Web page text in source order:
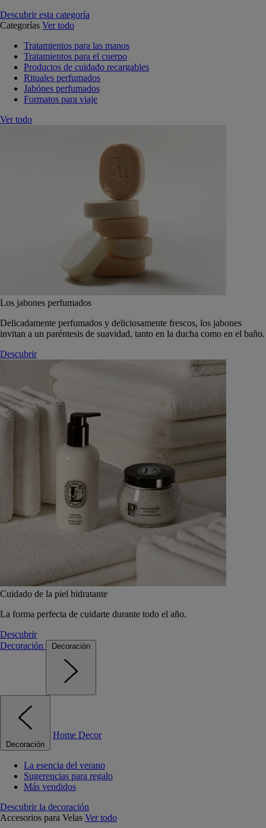
Descubrir esta categoría
Categorías Ver todo
Tratamientos para las manos
Tratamientos para el cuerpo
Productos de cuidado recargables
Rituales perfumados
Jabónes perfumados
Formatos para viaje
Ver todo
Los jabones perfumados
Delicadamente perfumados y deliciosamente frescos, los jabones
invitan a un paréntesis de suavidad, tanto en la ducha como en el baño.
Descubrir
Cuidado de la piel hidratante
La forma perfecta de cuidarte durante todo el año.
Descubrir
Decoración
Decoración
Decoración
Home Decor
La esencia del verano
Sugerencias para regalo
Más vendidos
Descubrir la decoración
Accesorios para Velas Ver todo